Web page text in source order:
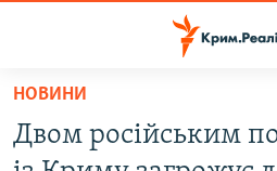
Перейти
основного
ВОДА.КРИМ
НОВИНИ
Двом російським